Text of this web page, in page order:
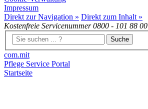
Impressum
Direkt zur Navigation » Direkt zum Inhalt »
Kostenfreie Servicenummer0800 - 101 88 00
Suche
com.mit
Pflege Service Portal
Startseite